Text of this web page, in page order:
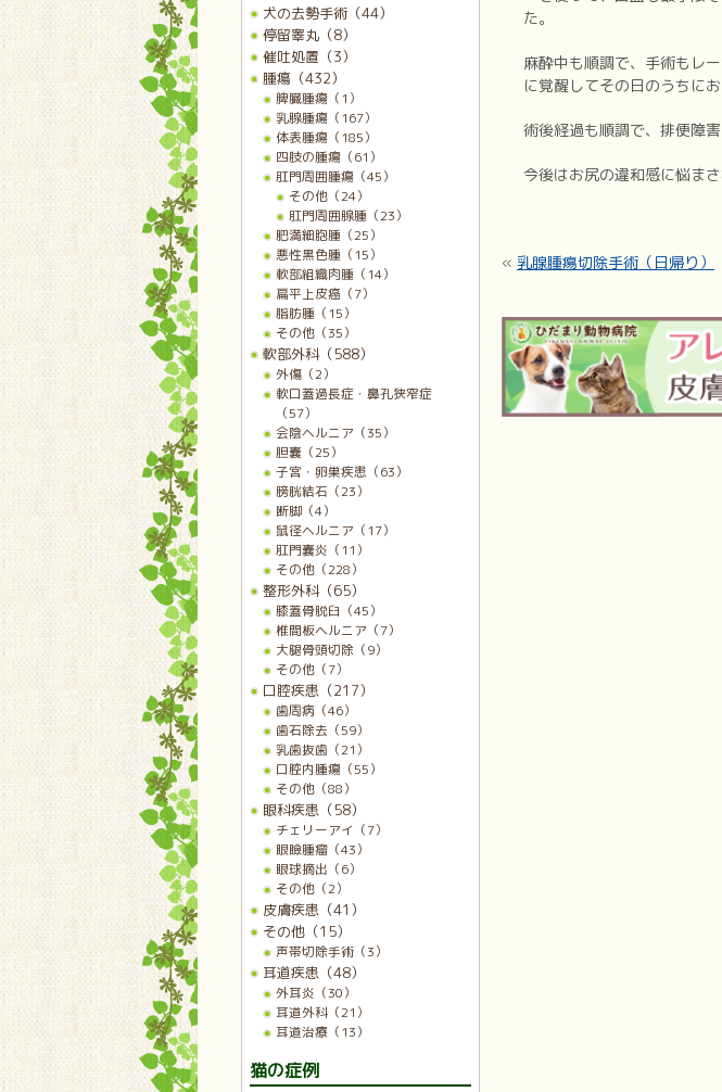
た。
麻酔中も順調で、手術もレ
に覚醒してその日のうちに
術後経過も順調で、排便障害
今後はお尻の違和感に悩ま
« 乳腺腫瘍切除手術（日帰り）
犬の去勢手術（44）
停留睾丸（8）
催吐処置（3）
腫瘍（432）
脾臓腫瘍（1）
乳腺腫瘍（167）
体表腫瘍（185）
四肢の腫瘍（61）
肛門周囲腫瘍（45）
その他（24）
肛門周囲腺腫（23）
肥満細胞腫（25）
悪性黒色腫（15）
軟部組織肉腫（14）
扁平上皮癌（7）
脂肪腫（15）
その他（35）
軟部外科（588）
外傷（2）
軟口蓋過長症・鼻孔狭窄症
（57）
会陰ヘルニア（35）
胆嚢（25）
子宮・卵巣疾患（63）
膀胱結石（23）
断脚（4）
鼠径ヘルニア（17）
肛門嚢炎（11）
その他（228）
整形外科（65）
膝蓋骨脱臼（45）
椎間板ヘルニア（7）
大腿骨頭切除（9）
その他（7）
口腔疾患（217）
歯周病（46）
歯石除去（59）
乳歯抜歯（21）
口腔内腫瘍（55）
その他（88）
眼科疾患（58）
チェリーアイ（7）
眼瞼腫瘤（43）
眼球摘出（6）
その他（2）
皮膚疾患（41）
その他（15）
声帯切除手術（3）
耳道疾患（48）
外耳炎（30）
耳道外科（21）
耳道治療（13）
猫の症例